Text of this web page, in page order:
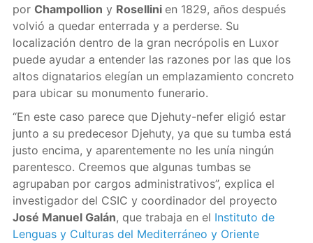
por Champollion y Rosellini en 1829, años después
volvió a quedar enterrada y a perderse. Su
localización dentro de la gran necrópolis en Luxor
puede ayudar a entender las razones por las que los
altos dignatarios elegían un emplazamiento concreto
para ubicar su monumento funerario.
“En este caso parece que Djehuty-nefer eligió estar
junto a su predecesor Djehuty, ya que su tumba está
justo encima, y aparentemente no les unía ningún
parentesco. Creemos que algunas tumbas se
agrupaban por cargos administrativos”, explica el
investigador del CSIC y coordinador del proyecto
José Manuel Galán, que trabaja en el Instituto de
Lenguas y Culturas del Mediterráneo y Oriente